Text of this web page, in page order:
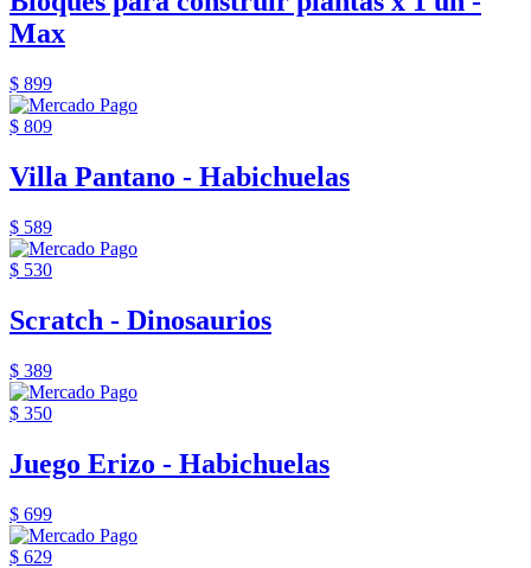
Max
$ 899
$ 809
Villa Pantano - Habichuelas
$ 589
$ 530
Scratch - Dinosaurios
$ 389
$ 350
Juego Erizo - Habichuelas
$ 699
$ 629